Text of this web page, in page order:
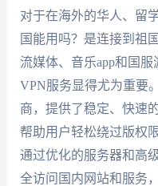
对于在海外的华人、留
国能用吗？是连接到祖
流媒体、音乐app和国
VPN服务显得尤为重要
商，提供了稳定、快速
帮助用户轻松绕过版权
通过优化的服务器和高
全访问国内网站和服务